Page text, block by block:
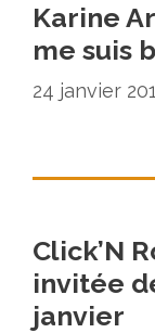
Karine
me suis
24 janvier
Click’N
invitée
janvier